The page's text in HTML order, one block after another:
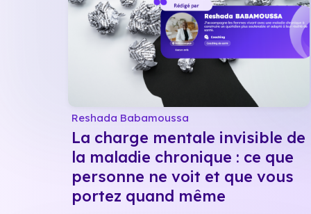
Reshada Babamoussa
La charge mentale invisible de
la maladie chronique : ce que
personne ne voit et que vous
portez quand même